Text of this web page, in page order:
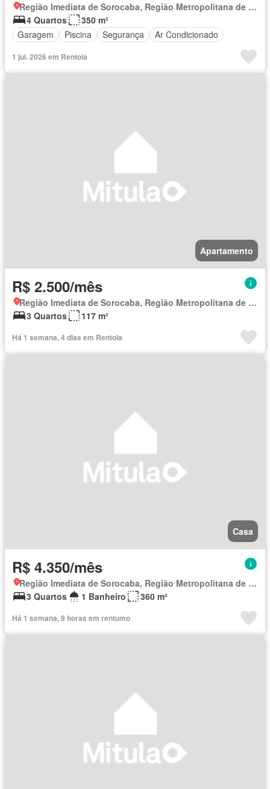
Região Imediata de Sorocaba, Região Metropolitana de Sorocaba
4 Quartos
350 m²
Garagem
Piscina Segurança Ar Condicionado
1 jul. 2026 em Rentola
Apartamento
R$ 2.500/mês
Região Imediata de Sorocaba, Região Metropolitana de Sorocaba
3 Quartos
117 m²
Há 1 semana, 4 dias em Rentola
Casa
R$ 4.350/mês
Região Imediata de Sorocaba, Região Metropolitana de Sorocaba
3 Quartos
1 Banheiro 360 m²
Há 1 semana, 9 horas em rentumo